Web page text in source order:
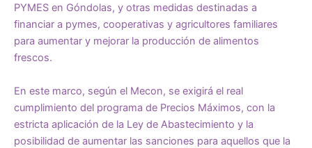
PYMES en Góndolas, y otras medidas destinadas a
financiar a pymes, cooperativas y agricultores familiares
para aumentar y mejorar la producción de alimentos
frescos.
En este marco, según el Mecon, se exigirá el real
cumplimiento del programa de Precios Máximos, con la
estricta aplicación de la Ley de Abastecimiento y la
posibilidad de aumentar las sanciones para aquellos que la